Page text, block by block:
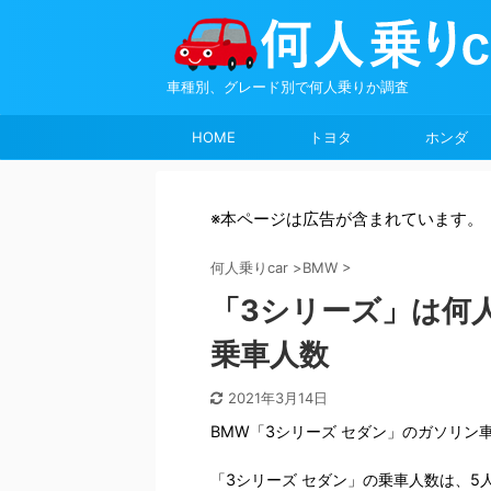
車種別、グレード別で何人乗りか調査
HOME トヨタ ホンダ
※本ページは広告が含まれています。
何人乗りcar >BMW >
「3シリーズ」は
乗車人数
2021年3月14日
BMW「3シリーズ セダン」のガソリン
「3シリーズ セダン」の乗車人数は、5